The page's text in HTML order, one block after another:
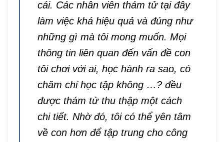
cái. Các nhân viên thám tử tại đây
làm việc khá hiệu quả và đúng như
những gì mà tôi mong muốn. Mọi
thông tin liên quan đến vấn đề con
tôi chơi với ai, học hành ra sao, có
chăm chỉ học tập không …? đều
được thám tử thu thập một cách
chi tiết. Nhờ đó, tôi có thể yên tâm
về con hơn để tập trung cho công